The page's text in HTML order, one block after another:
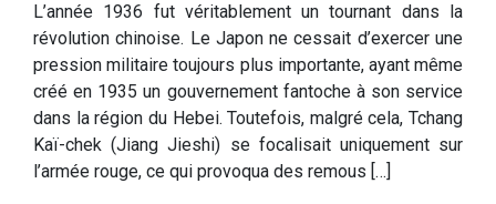
L’année 1936 fut véritablement un tournant dans la
révolution chinoise. Le Japon ne cessait d’exercer une
pression militaire toujours plus importante, ayant même
créé en 1935 un gouvernement fantoche à son service
dans la région du Hebei. Toutefois, malgré cela, Tchang
Kaï-chek (Jiang Jieshi) se focalisait uniquement sur
l’armée rouge, ce qui provoqua des remous […]